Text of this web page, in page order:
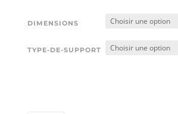
DIMENSIONS
TYPE-DE-SUPPORT